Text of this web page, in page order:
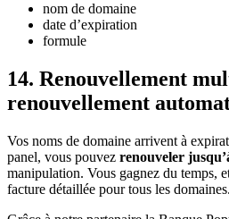
nom de domaine
date d’expiration
formule
14. Renouvellement
renouvellement
Vos noms de domaine arrivent à
panel, vous pouvez renouveler
manipulation. Vous gagnez du temps,
facture détaillée pour tous les domaines.